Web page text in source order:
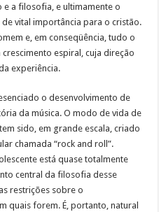
a filosofia, e ultimamente o
vital importância para o cristão.
e, em conseqüência, tudo o
espiral, cuja direção
experiência.
o desenvolvimento de
da música. O modo de vida de
sido, em grande escala, criado
chamada “rock and roll”.
está quase totalmente
central da filosofia desse
restrições sobre o
quais forem. É, portanto, natural